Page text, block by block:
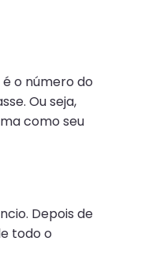
o número do
Ou seja,
como seu
Depois de
todo o